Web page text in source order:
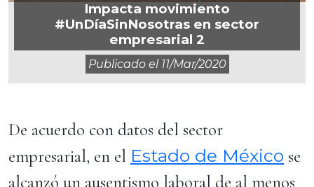
Impacta movimiento
#UnDíaSinNosotras en sector
empresarial 2
Publicado el 11/mar/2020
De acuerdo con datos del sector
empresarial, en el Estado de México se
alcanzó un ausentismo laboral de al menos